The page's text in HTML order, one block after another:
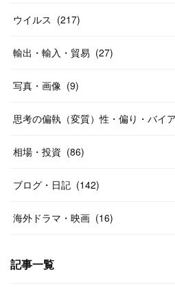
ウイルス (217)
輸出・輸入・貿易 (27)
写真・画像 (9)
思考の偏執（変質）性・偏り・バイ
相場・投資 (86)
ブログ・日記 (142)
海外ドラマ・映画 (16)
記事一覧